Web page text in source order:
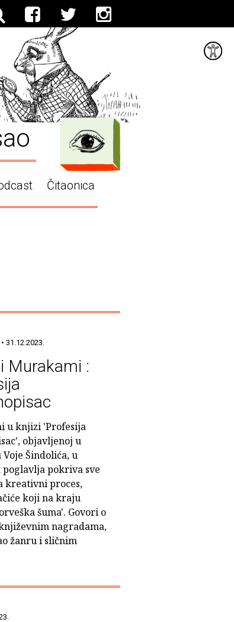
Čitaonica
• 31.12.2023.
Murakami :
u knjizi 'Profesija
objavljenoj u
Šindolića, u
poglavlja pokriva sve
kreativni proces,
koji na kraju
šuma'. Govori o
nagradama,
žanru i sličnim